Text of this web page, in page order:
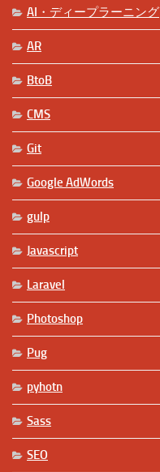
AI・ディープラーニング
AR
BtoB
CMS
Git
Google AdWords
gulp
Javascript
Laravel
Photoshop
Pug
pyhotn
Sass
SEO